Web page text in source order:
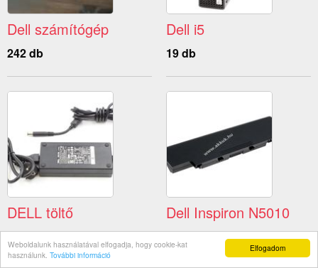
Elfogadom
Weboldalunk használatával elfogadja, hogy cookie-kat
használunk. További információ
Dell számítógép
242 db
Dell i5
19 db
DELL töltő
4 db
Dell Inspiron N5010
1 db